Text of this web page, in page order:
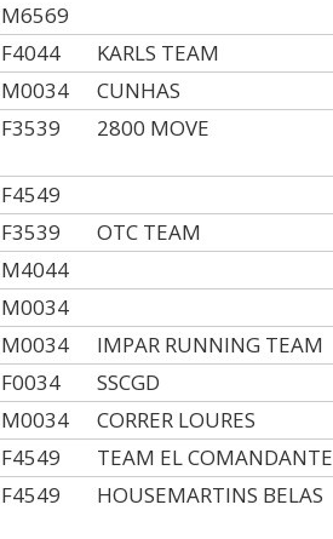
M6569
F4044 KARLS TEAM
M0034 CUNHAS
F3539 2800 MOVE
F4549
F3539 OTC TEAM
M4044
M0034
M0034 IMPAR RUNNING TEAM
F0034 SSCGD
M0034 CORRER LOURES
F4549 TEAM EL COMANDANTE
F4549 HOUSEMARTINS BELAS